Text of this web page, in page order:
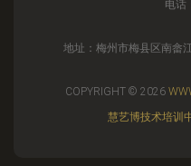
电话
地址：梅州市梅县区南畲
COPYRIGHT © 2026
慧艺博技术培训